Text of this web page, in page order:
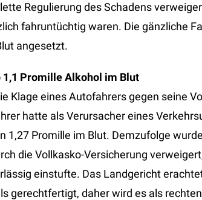
Regulierung des Schadens
fahruntüchtig waren. Die gänzliche
angesetzt.
Promille Alkohol im Blut
Klage eines Autofahrers gegen seine
hatte als Verursacher eines
1,27 Promille im Blut. Demzufolge
die Vollkasko-Versicherung
einstufte. Das Landgericht
gerechtfertigt, daher wird es als